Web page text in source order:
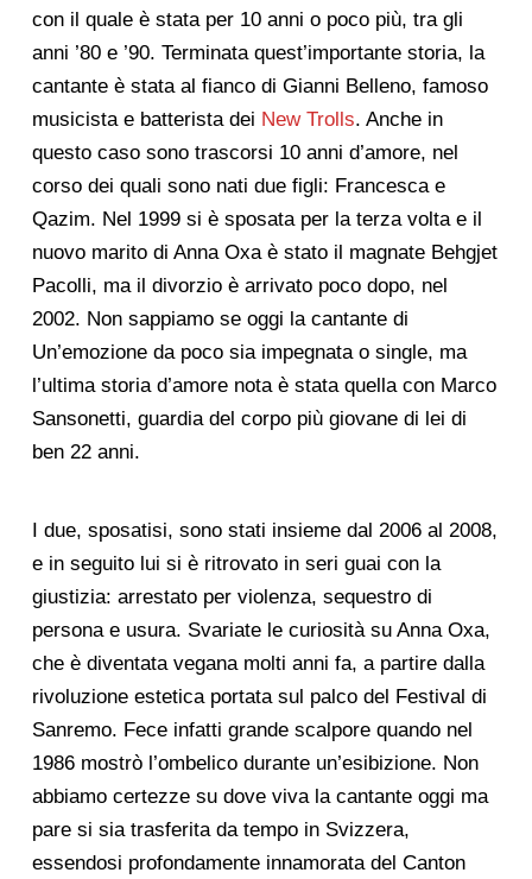
con il quale è stata per 10 anni o poco più, tra gli
anni ’80 e ’90. Terminata quest’importante storia, la
cantante è stata al fianco di Gianni Belleno, famoso
musicista e batterista dei New Trolls. Anche in
questo caso sono trascorsi 10 anni d’amore, nel
corso dei quali sono nati due figli: Francesca e
Qazim. Nel 1999 si è sposata per la terza volta e il
nuovo marito di Anna Oxa è stato il magnate Behgjet
Pacolli, ma il divorzio è arrivato poco dopo, nel
2002. Non sappiamo se oggi la cantante di
Un’emozione da poco sia impegnata o single, ma
l’ultima storia d’amore nota è stata quella con Marco
Sansonetti, guardia del corpo più giovane di lei di
ben 22 anni.
I due, sposatisi, sono stati insieme dal 2006 al 2008,
e in seguito lui si è ritrovato in seri guai con la
giustizia: arrestato per violenza, sequestro di
persona e usura. Svariate le curiosità su Anna Oxa,
che è diventata vegana molti anni fa, a partire dalla
rivoluzione estetica portata sul palco del Festival di
Sanremo. Fece infatti grande scalpore quando nel
1986 mostrò l’ombelico durante un’esibizione. Non
abbiamo certezze su dove viva la cantante oggi ma
pare si sia trasferita da tempo in Svizzera,
essendosi profondamente innamorata del Canton